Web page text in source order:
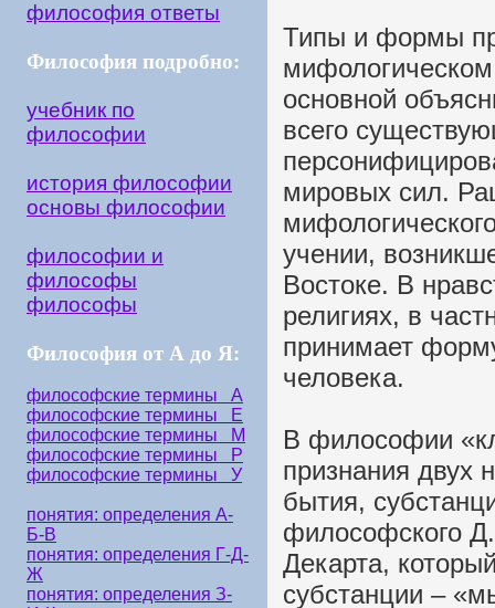
философия ответы
Философия подробно:
учебник по
философии
история философии
основы философии
философии и
философы
философы
Философия от А до Я:
философские термины А
философские термины Е
философские термины М
философские термины Р
философские термины У
понятия: определения А-
Б-В
понятия: определения Г-Д-
Ж
понятия: определения З-
Типы и формы
основной
всего
мировых сил.
учении,
Востоке. В
религиях, в
принимает
человека.
В философии
признания двух
бытия,
философского
Декарта,
субстанции –